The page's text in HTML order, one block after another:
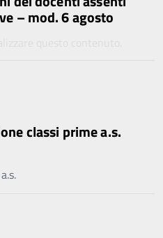
– mod. 6 agosto
classi prime a.s.